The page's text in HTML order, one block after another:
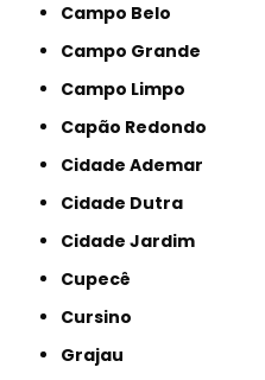
Campo Belo
Campo Grande
Campo Limpo
Capão Redondo
Cidade Ademar
Cidade Dutra
Cidade Jardim
Cupecê
Cursino
Grajau